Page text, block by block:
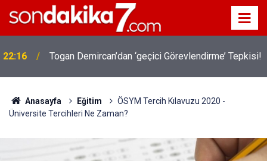
22:16 Togan Demircan’dan ‘geçici Görevlendirme’ Tepkisi!
Anasayfa Eğitim
ÖSYM Tercih Kılavuzu 2020 -
Üniversite Tercihleri Ne Zaman?